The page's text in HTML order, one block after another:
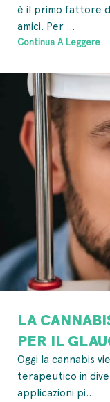
è il primo fattore
amici. Per ...
Continua A Leggere
LA
PER IL
Oggi la cannabis
terapeutico in
applicazioni pi...